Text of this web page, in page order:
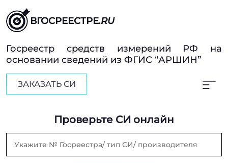
ВГОСРЕЕСТРЕ.RU
Госреестр средств измерений РФ на
основании сведений из ФГИС “АРШИН”
ЗАКАЗАТЬ СИ
Проверьте СИ онлайн